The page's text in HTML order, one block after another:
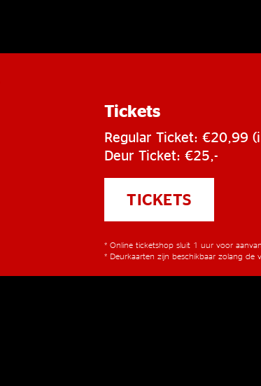
Tickets
Regular Ticket: €20,99
Deur Ticket: €25,-
TICKETS
* Online ticketshop sluit 1 uur voor
* Deurkaarten zijn beschikbaar zolang de